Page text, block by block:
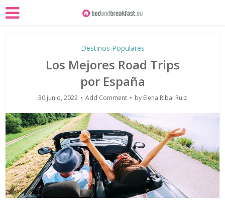
Destinos Populares
Los Mejores Road Trips
por España
30 junio, 2022 Add Comment by Elena Ribal Ruiz